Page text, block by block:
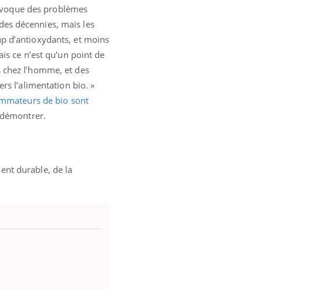
des problèmes
décennies, mais les
d’antioxydants, et moins
ce n’est qu’un point de
l’homme, et des
l’alimentation bio. »
de bio sont
durable, de la